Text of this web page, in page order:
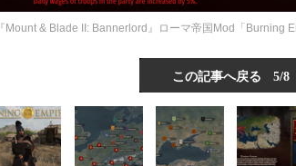
『Mount & Blade II: Bannerlord』ローマ帝国Mod「Burning
この記事へ戻る 5/8